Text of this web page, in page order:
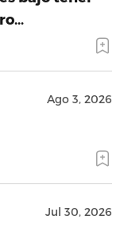
Ago 3, 2026
Jul 30, 2026